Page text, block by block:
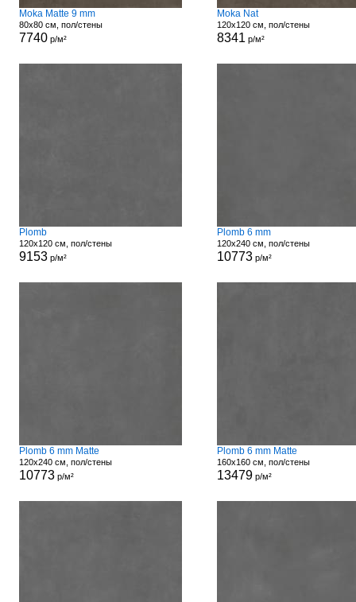
Moka Matte 9 mm
80x80 см, пол/стены
7740р/м²
Moka Nat
120x120 см, пол/стены
8341 р/м²
Plomb
120x120 см, пол/стены
9153р/м²
Plomb 6 mm
120x240 см, пол/стены
10773р/м²
Plomb 6 mm Matte
120x240 см, пол/стены
10773р/м²
Plomb 6 mm Matte
160x160 см, пол/стены
13479р/м²